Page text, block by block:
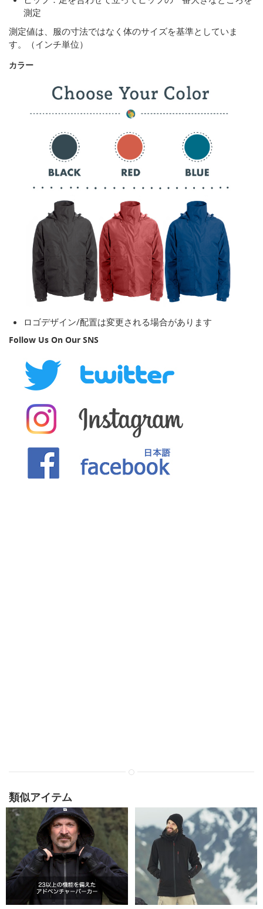
測定
測定値は、服の寸法ではなく体のサイズを基準としていま
す。（インチ単位）
カラー
ロゴデザイン/配置は変更される場合があります
Follow Us On Our SNS
類似アイテム